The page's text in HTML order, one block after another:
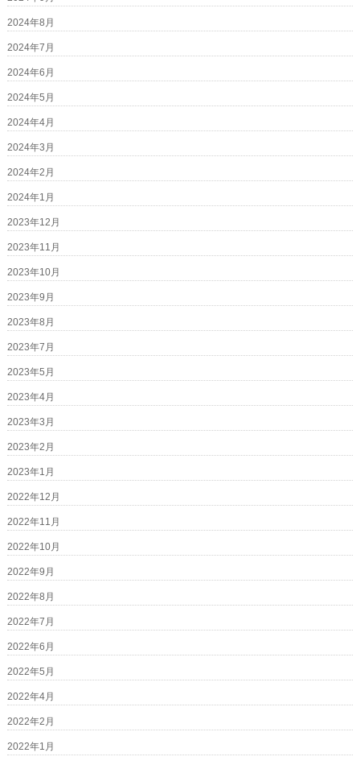
2024年8月
2024年7月
2024年6月
2024年5月
2024年4月
2024年3月
2024年2月
2024年1月
2023年12月
2023年11月
2023年10月
2023年9月
2023年8月
2023年7月
2023年5月
2023年4月
2023年3月
2023年2月
2023年1月
2022年12月
2022年11月
2022年10月
2022年9月
2022年8月
2022年7月
2022年6月
2022年5月
2022年4月
2022年2月
2022年1月